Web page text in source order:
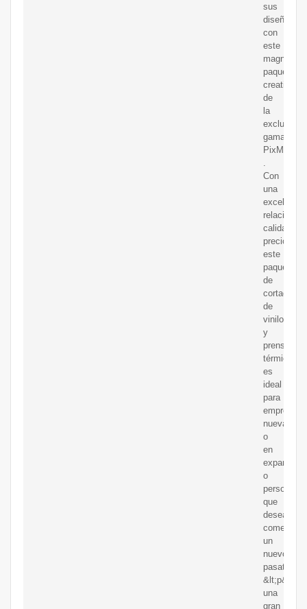
sus
diseños
con
este
magnífico
paquete
creativo
de
la
exclusiva
gama
PixMax
Con
una
excelente
relación
calidad-
precio,
este
paquete
de
cortador
de
vinilo
y
prensa
térmica
es
ideal
para
empresas
nuevas
o
en
expansión
o
personas
que
desean
comenzar
un
nuevo
una
gran